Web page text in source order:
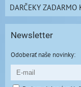
DARČEKY ZADARMO
Newsletter
Odoberať naše novinky: